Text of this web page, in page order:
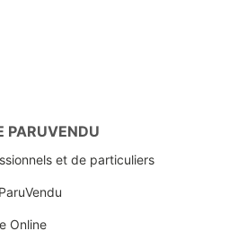
PARUVENDU
et de particuliers
Online